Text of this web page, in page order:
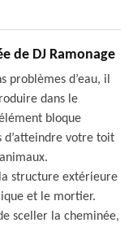
de DJ Ramonage
problèmes d’eau, il
dans le
bloque
d’atteindre votre toit
structure extérieure
et le mortier.
sceller la cheminée,